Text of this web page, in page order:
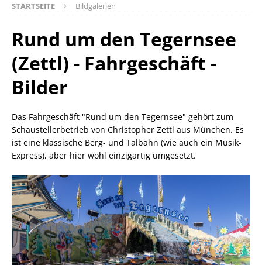
STARTSEITE Bildgalerien
Rund um den Tegernsee
(Zettl) - Fahrgeschäft -
Bilder
Das Fahrgeschäft "Rund um den Tegernsee" gehört zum
Schaustellerbetrieb von Christopher Zettl aus München. Es
ist eine klassische Berg- und Talbahn (wie auch ein Musik-
Express), aber hier wohl einzigartig umgesetzt.